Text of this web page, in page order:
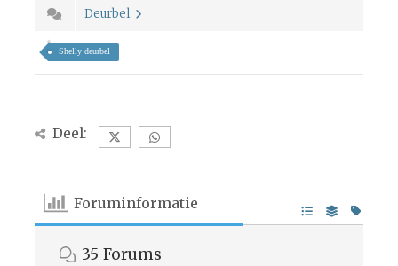
Deurbel
Shelly deurbel
Deel:
Foruminformatie
35 Forums